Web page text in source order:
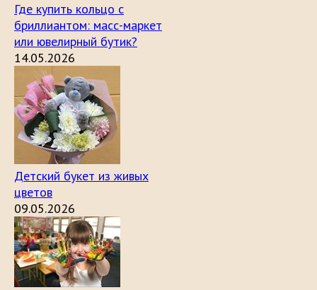
Где купить кольцо с
бриллиантом: масс-маркет
или ювелирный бутик?
14.05.2026
Детский букет из живых
цветов
09.05.2026